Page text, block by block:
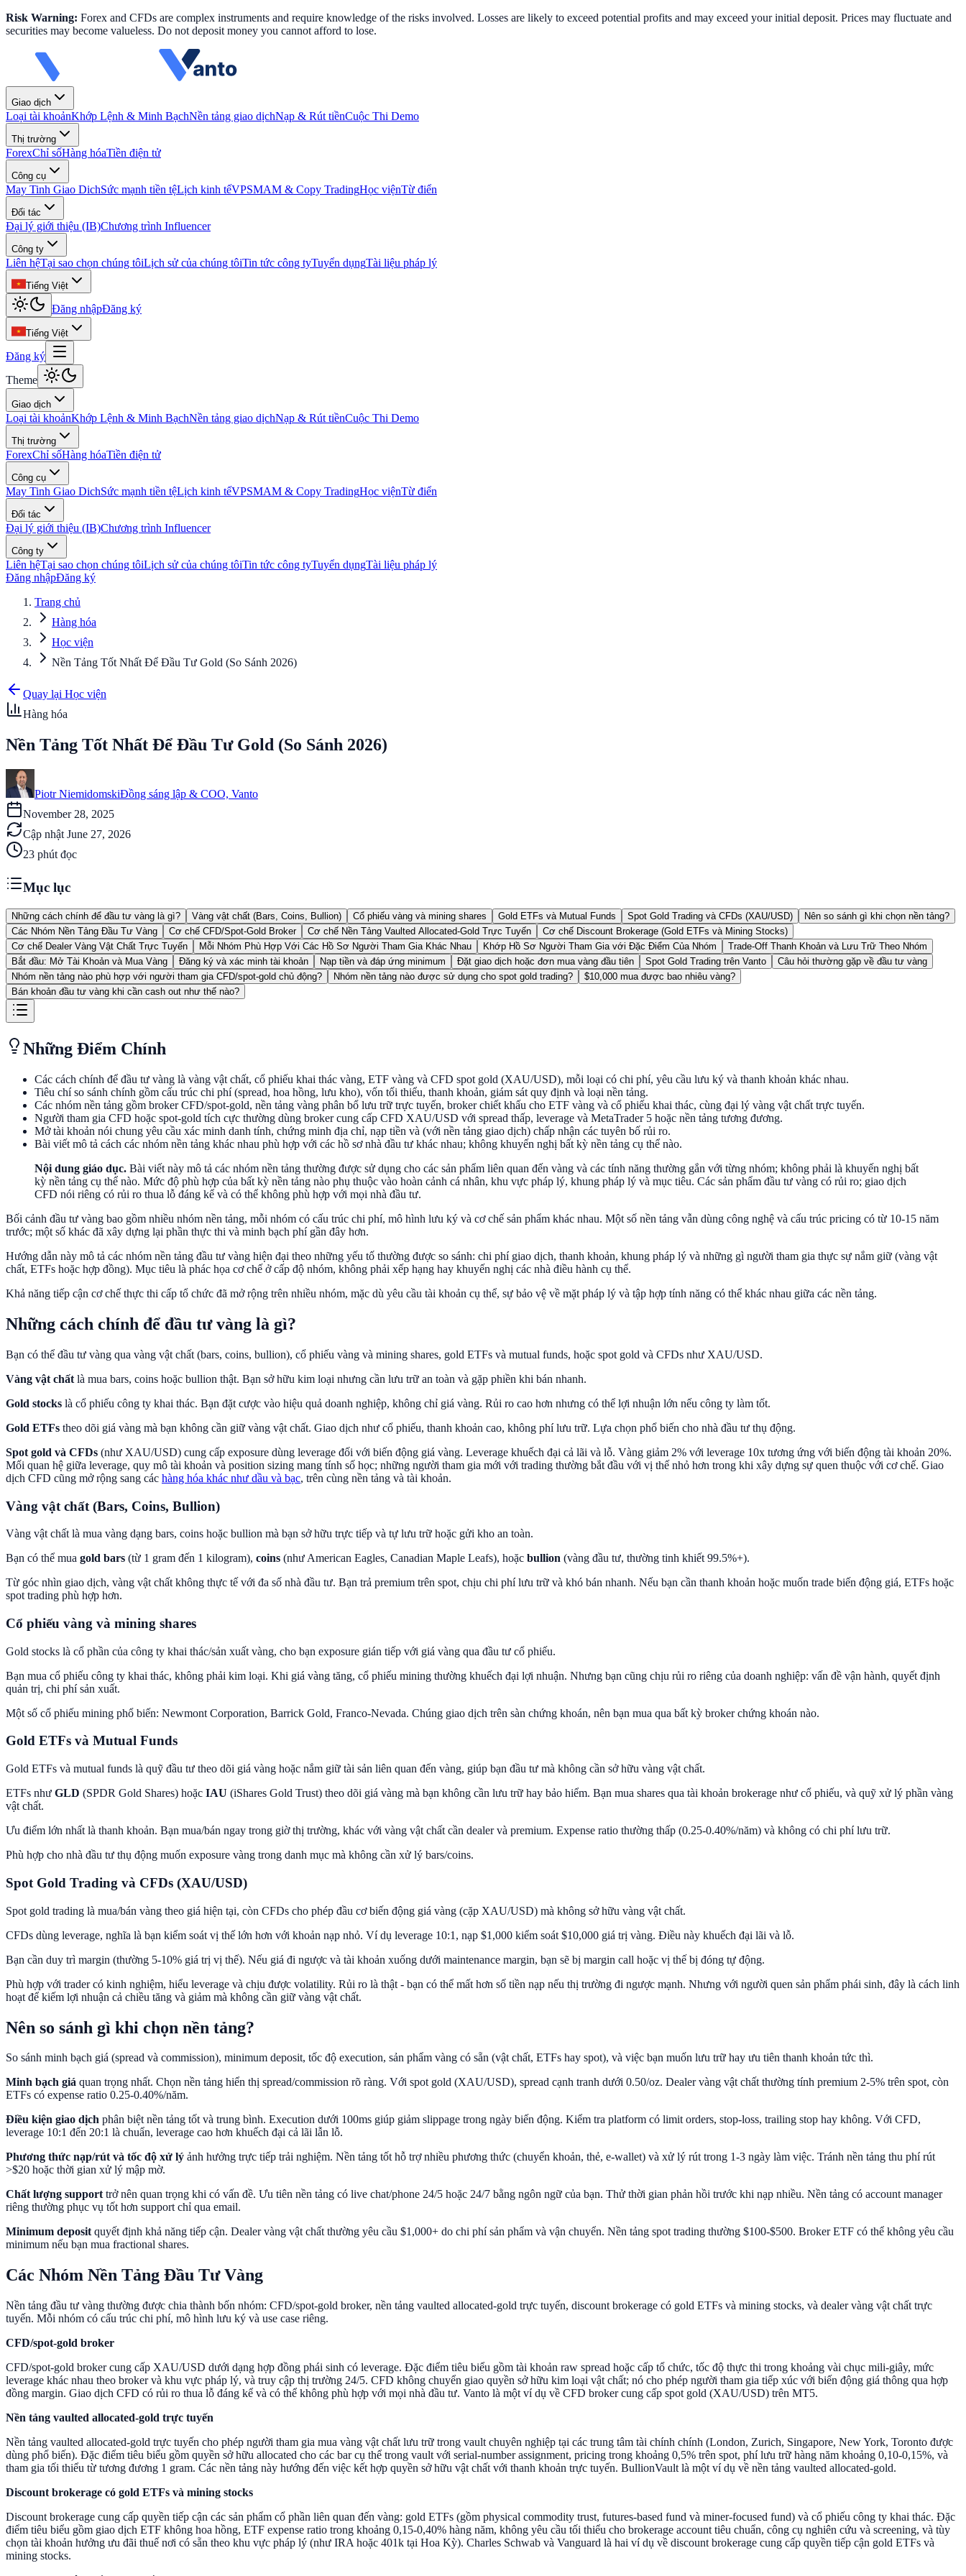
Risk Warning: Forex and CFDs are complex instruments and require knowledge of the risks involved. Losses are likely to exceed potential profits and may exceed your initial deposit. Prices may fluctuate and
securities may become valueless. Do not deposit money you cannot afford to lose.
Giao dịch
Loại tài khoảnKhớp Lệnh & Minh BạchNền tảng giao dịchNạp & Rút tiềnCuộc Thi Demo
Thị trường
ForexChỉ sốHàng hóaTiền điện tử
Công cụ
May Tinh Giao DichSức mạnh tiền tệLịch kinh tếVPSMAM & Copy TradingHọc việnTừ điển
Đối tác
Đại lý giới thiệu (IB)Chương trình Influencer
Công ty
Liên hệTại sao chọn chúng tôiLịch sử của chúng tôiTin tức công tyTuyển dụngTài liệu pháp lý
Tiếng Việt
Đăng nhậpĐăng ký
Tiếng Việt
Đăng ký
Theme
Giao dịch
Loại tài khoảnKhớp Lệnh & Minh BạchNền tảng giao dịchNạp & Rút tiềnCuộc Thi Demo
Thị trường
ForexChỉ sốHàng hóaTiền điện tử
Công cụ
May Tinh Giao DichSức mạnh tiền tệLịch kinh tếVPSMAM & Copy TradingHọc việnTừ điển
Đối tác
Đại lý giới thiệu (IB)Chương trình Influencer
Công ty
Liên hệTại sao chọn chúng tôiLịch sử của chúng tôiTin tức công tyTuyển dụngTài liệu pháp lý
Đăng nhậpĐăng ký
Trang chủ
Hàng hóa
Học viện
Nền Tảng Tốt Nhất Để Đầu Tư Gold (So Sánh 2026)
Quay lại Học viện
Hàng hóa
Nền Tảng Tốt Nhất Để Đầu Tư Gold (So Sánh 2026)
Piotr NiemidomskiĐồng sáng lập & COO, Vanto
November 28, 2025
Cập nhật June 27, 2026
23 phút đọc
Mục lục
Những cách chính để đầu tư vàng là gì? Vàng vật chất (Bars, Coins, Bullion) Cổ phiếu vàng và mining shares Gold ETFs và Mutual Funds Spot Gold Trading và CFDs (XAU/USD)
Nên so sánh gì khi chọn nền tảng?
Các Nhóm Nền Tảng Đầu Tư Vàng
Cơ chế CFD/Spot-Gold Broker Cơ chế Nền Tảng Vaulted Allocated-Gold Trực Tuyến
Cơ chế Discount Brokerage (Gold ETFs và Mining Stocks)
Cơ chế Dealer Vàng Vật Chất Trực Tuyến
Mỗi Nhóm Phù Hợp Với Các Hồ Sơ Người Tham Gia Khác Nhau Khớp Hồ Sơ Người Tham Gia với Đặc Điểm Của Nhóm
Trade-Off Thanh Khoản và Lưu Trữ Theo Nhóm
Bắt đầu: Mở Tài Khoản và Mua Vàng
Đăng ký và xác minh tài khoản Nạp tiền và đáp ứng minimum Đặt giao dịch hoặc đơn mua vàng đầu tiên Spot Gold Trading trên Vanto
Câu hỏi thường gặp về đầu tư vàng
Nhóm nền tảng nào phù hợp với người tham gia CFD/spot-gold chủ động?
Nhóm nền tảng nào được sử dụng cho spot gold trading?
$10,000 mua được bao nhiêu vàng?
Bán khoản đầu tư vàng khi cần cash out như thế nào?
Những Điểm Chính
Các cách chính để đầu tư vàng là vàng vật chất, cổ phiếu khai thác vàng, ETF vàng và CFD spot gold (XAU/USD), mỗi loại có chi phí, yêu cầu lưu ký và thanh khoản khác nhau.
Tiêu chí so sánh chính gồm cấu trúc chi phí (spread, hoa hồng, lưu kho), vốn tối thiểu, thanh khoản, giám sát quy định và loại nền tảng.
Các nhóm nền tảng gồm broker CFD/spot-gold, nền tảng vàng phân bổ lưu trữ trực tuyến, broker chiết khấu cho ETF vàng và cổ phiếu khai thác, cùng đại lý vàng vật chất trực tuyến.
Người tham gia CFD hoặc spot-gold tích cực thường dùng broker cung cấp CFD XAU/USD với spread thấp, leverage và MetaTrader 5 hoặc nền tảng tương đương.
Mở tài khoản nói chung yêu cầu xác minh danh tính, chứng minh địa chỉ, nạp tiền và (với nền tảng giao dịch) chấp nhận các tuyên bố rủi ro.
Bài viết mô tả cách các nhóm nền tảng khác nhau phù hợp với các hồ sơ nhà đầu tư khác nhau; không khuyến nghị bất kỳ nền tảng cụ thể nào.
Nội dung giáo dục. Bài viết này mô tả các nhóm nền tảng thường được sử dụng cho các sản phẩm liên quan đến vàng và các tính năng thường gắn với từng nhóm; không phải là khuyến nghị bất
kỳ nền tảng cụ thể nào. Mức độ phù hợp của bất kỳ nền tảng nào phụ thuộc vào hoàn cảnh cá nhân, khu vực pháp lý, khung pháp lý và mục tiêu. Các sản phẩm đầu tư vàng có rủi ro; giao dịch
CFD nói riêng có rủi ro thua lỗ đáng kể và có thể không phù hợp với mọi nhà đầu tư.
Bối cảnh đầu tư vàng bao gồm nhiều nhóm nền tảng, mỗi nhóm có cấu trúc chi phí, mô hình lưu ký và cơ chế sản phẩm khác nhau. Một số nền tảng vẫn dùng công nghệ và cấu trúc pricing có từ 10-15 năm
trước; một số khác đã xây dựng lại phần thực thi và minh bạch phí gần đây hơn.
Hướng dẫn này mô tả các nhóm nền tảng đầu tư vàng hiện đại theo những yếu tố thường được so sánh: chi phí giao dịch, thanh khoản, khung pháp lý và những gì người tham gia thực sự nắm giữ (vàng vật
chất, ETFs hoặc hợp đồng). Mục tiêu là phác họa cơ chế ở cấp độ nhóm, không phải xếp hạng hay khuyến nghị các nhà điều hành cụ thể.
Khả năng tiếp cận cơ chế thực thi cấp tổ chức đã mở rộng trên nhiều nhóm, mặc dù yêu cầu tài khoản cụ thể, sự bảo vệ về mặt pháp lý và tập hợp tính năng có thể khác nhau giữa các nền tảng.
Những cách chính để đầu tư vàng là gì?
Bạn có thể đầu tư vàng qua vàng vật chất (bars, coins, bullion), cổ phiếu vàng và mining shares, gold ETFs và mutual funds, hoặc spot gold và CFDs như XAU/USD.
Vàng vật chất là mua bars, coins hoặc bullion thật. Bạn sở hữu kim loại nhưng cần lưu trữ an toàn và gặp phiền khi bán nhanh.
Gold stocks là cổ phiếu công ty khai thác. Bạn đặt cược vào hiệu quả doanh nghiệp, không chỉ giá vàng. Rủi ro cao hơn nhưng có thể lợi nhuận lớn nếu công ty làm tốt.
Gold ETFs theo dõi giá vàng mà bạn không cần giữ vàng vật chất. Giao dịch như cổ phiếu, thanh khoản cao, không phí lưu trữ. Lựa chọn phổ biến cho nhà đầu tư thụ động.
Spot gold và CFDs (như XAU/USD) cung cấp exposure dùng leverage đối với biến động giá vàng. Leverage khuếch đại cả lãi và lỗ. Vàng giảm 2% với leverage 10x tương ứng với biến động tài khoản 20%.
Mối quan hệ giữa leverage, quy mô tài khoản và position sizing mang tính số học; những người tham gia mới với trading thường bắt đầu với vị thế nhỏ hơn trong khi xây dựng sự quen thuộc với cơ chế. Giao
dịch CFD cũng mở rộng sang các hàng hóa khác như dầu và bạc, trên cùng nền tảng và tài khoản.
Vàng vật chất (Bars, Coins, Bullion)
Vàng vật chất là mua vàng dạng bars, coins hoặc bullion mà bạn sở hữu trực tiếp và tự lưu trữ hoặc gửi kho an toàn.
Bạn có thể mua gold bars (từ 1 gram đến 1 kilogram), coins (như American Eagles, Canadian Maple Leafs), hoặc bullion (vàng đầu tư, thường tinh khiết 99.5%+).
Từ góc nhìn giao dịch, vàng vật chất không thực tế với đa số nhà đầu tư. Bạn trả premium trên spot, chịu chi phí lưu trữ và khó bán nhanh. Nếu bạn cần thanh khoản hoặc muốn trade biến động giá, ETFs hoặc
spot trading phù hợp hơn.
Cổ phiếu vàng và mining shares
Gold stocks là cổ phần của công ty khai thác/sản xuất vàng, cho bạn exposure gián tiếp với giá vàng qua đầu tư cổ phiếu.
Bạn mua cổ phiếu công ty khai thác, không phải kim loại. Khi giá vàng tăng, cổ phiếu mining thường khuếch đại lợi nhuận. Nhưng bạn cũng chịu rủi ro riêng của doanh nghiệp: vấn đề vận hành, quyết định
quản trị, chi phí sản xuất.
Một số cổ phiếu mining phổ biến: Newmont Corporation, Barrick Gold, Franco-Nevada. Chúng giao dịch trên sàn chứng khoán, nên bạn mua qua bất kỳ broker chứng khoán nào.
Gold ETFs và Mutual Funds
Gold ETFs và mutual funds là quỹ đầu tư theo dõi giá vàng hoặc nắm giữ tài sản liên quan đến vàng, giúp bạn đầu tư mà không cần sở hữu vàng vật chất.
ETFs như GLD (SPDR Gold Shares) hoặc IAU (iShares Gold Trust) theo dõi giá vàng mà bạn không cần lưu trữ hay bảo hiểm. Bạn mua shares qua tài khoản brokerage như cổ phiếu, và quỹ xử lý phần vàng
vật chất.
Ưu điểm lớn nhất là thanh khoản. Bạn mua/bán ngay trong giờ thị trường, khác với vàng vật chất cần dealer và premium. Expense ratio thường thấp (0.25-0.40%/năm) và không có chi phí lưu trữ.
Phù hợp cho nhà đầu tư thụ động muốn exposure vàng trong danh mục mà không cần xử lý bars/coins.
Spot Gold Trading và CFDs (XAU/USD)
Spot gold trading là mua/bán vàng theo giá hiện tại, còn CFDs cho phép đầu cơ biến động giá vàng (cặp XAU/USD) mà không sở hữu vàng vật chất.
CFDs dùng leverage, nghĩa là bạn kiểm soát vị thế lớn hơn với khoản nạp nhỏ. Ví dụ leverage 10:1, nạp $1,000 kiểm soát $10,000 giá trị vàng. Điều này khuếch đại lãi và lỗ.
Bạn cần duy trì margin (thường 5-10% giá trị vị thế). Nếu giá đi ngược và tài khoản xuống dưới maintenance margin, bạn sẽ bị margin call hoặc vị thế bị đóng tự động.
Phù hợp với trader có kinh nghiệm, hiểu leverage và chịu được volatility. Rủi ro là thật - bạn có thể mất hơn số tiền nạp nếu thị trường đi ngược mạnh. Nhưng với người quen sản phẩm phái sinh, đây là cách linh
hoạt để kiếm lợi nhuận cả chiều tăng và giảm mà không cần giữ vàng vật chất.
Nên so sánh gì khi chọn nền tảng?
So sánh minh bạch giá (spread và commission), minimum deposit, tốc độ execution, sản phẩm vàng có sẵn (vật chất, ETFs hay spot), và việc bạn muốn lưu trữ hay ưu tiên thanh khoản tức thì.
Minh bạch giá quan trọng nhất. Chọn nền tảng hiển thị spread/commission rõ ràng. Với spot gold (XAU/USD), spread cạnh tranh dưới 0.50/oz. Dealer vàng vật chất thường tính premium 2-5% trên spot, còn
ETFs có expense ratio 0.25-0.40%/năm.
Điều kiện giao dịch phân biệt nền tảng tốt và trung bình. Execution dưới 100ms giúp giảm slippage trong ngày biến động. Kiểm tra platform có limit orders, stop-loss, trailing stop hay không. Với CFD,
leverage 10:1 đến 20:1 là chuẩn, leverage cao hơn khuếch đại cả lãi lẫn lỗ.
Phương thức nạp/rút và tốc độ xử lý ảnh hưởng trực tiếp trải nghiệm. Nền tảng tốt hỗ trợ nhiều phương thức (chuyển khoản, thẻ, e-wallet) và xử lý rút trong 1-3 ngày làm việc. Tránh nền tảng thu phí rút
>$20 hoặc thời gian xử lý mập mờ.
Chất lượng supporttrở nên quan trọng khi có vấn đề. Ưu tiên nền tảng có live chat/phone 24/5 hoặc 24/7 bằng ngôn ngữ của bạn. Thử thời gian phản hồi trước khi nạp nhiều. Nền tảng có account manager
riêng thường phục vụ tốt hơn support chỉ qua email.
Minimum depositquyết định khả năng tiếp cận. Dealer vàng vật chất thường yêu cầu $1,000+ do chi phí sản phẩm và vận chuyển. Nền tảng spot trading thường $100-$500. Broker ETF có thể không yêu cầu
minimum nếu bạn mua fractional shares.
Các Nhóm Nền Tảng Đầu Tư Vàng
Nền tảng đầu tư vàng thường được chia thành bốn nhóm: CFD/spot-gold broker, nền tảng vaulted allocated-gold trực tuyến, discount brokerage có gold ETFs và mining stocks, và dealer vàng vật chất trực
tuyến. Mỗi nhóm có cấu trúc chi phí, mô hình lưu ký và use case riêng.
CFD/spot-gold broker
CFD/spot-gold broker cung cấp XAU/USD dưới dạng hợp đồng phái sinh có leverage. Đặc điểm tiêu biểu gồm tài khoản raw spread hoặc cấp tổ chức, tốc độ thực thi trong khoảng vài chục mili-giây, mức
leverage khác nhau theo broker và khu vực pháp lý, và truy cập thị trường 24/5. CFD không chuyển giao quyền sở hữu kim loại vật chất; nó cho phép người tham gia tiếp xúc với biến động giá thông qua hợp
đồng margin. Giao dịch CFD có rủi ro thua lỗ đáng kể và có thể không phù hợp với mọi nhà đầu tư. Vanto là một ví dụ về CFD broker cung cấp spot gold (XAU/USD) trên MT5.
Nền tảng vaulted allocated-gold trực tuyến
Nền tảng vaulted allocated-gold trực tuyến cho phép người tham gia mua vàng vật chất lưu trữ trong vault chuyên nghiệp tại các trung tâm tài chính chính (London, Zurich, Singapore, New York, Toronto được
dùng phổ biến). Đặc điểm tiêu biểu gồm quyền sở hữu allocated cho các bar cụ thể trong vault với serial-number assignment, pricing trong khoảng 0,5% trên spot, phí lưu trữ hàng năm khoảng 0,10-0,15%, và
tham gia tối thiểu từ tương đương 1 gram. Các nền tảng này hướng đến việc kết hợp quyền sở hữu vật chất với thanh khoản trực tuyến. BullionVault là một ví dụ về nền tảng vaulted allocated-gold.
Discount brokerage có gold ETFs và mining stocks
Discount brokerage cung cấp quyền tiếp cận các sản phẩm cổ phần liên quan đến vàng: gold ETFs (gồm physical commodity trust, futures-based fund và miner-focused fund) và cổ phiếu công ty khai thác. Đặc
điểm tiêu biểu gồm giao dịch ETF không hoa hồng, ETF expense ratio trong khoảng 0,15-0,40% hàng năm, không yêu cầu tối thiểu cho brokerage account tiêu chuẩn, công cụ nghiên cứu và screening, và tùy
chọn tài khoản hưởng ưu đãi thuế nơi có sẵn theo khu vực pháp lý (như IRA hoặc 401k tại Hoa Kỳ). Charles Schwab và Vanguard là hai ví dụ về discount brokerage cung cấp quyền tiếp cận gold ETFs và
mining stocks.